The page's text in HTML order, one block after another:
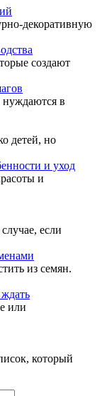
декоративную
создают
нуждаются в
детей, но
и уход
и
если
из семян.
или
который